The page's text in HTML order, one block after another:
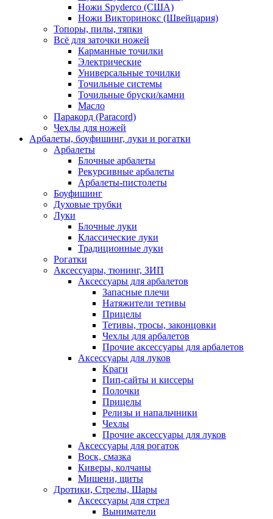
Ножи Spyderco (США)
Ножи Викторинокс (Швейцария)
Топоры, пилы, тяпки
Всё для заточки ножей
Карманные точилки
Электрические
Универсальные точилки
Точильные системы
Точильные бруски/камни
Масло
Паракорд (Paracord)
Чехлы для ножей
Арбалеты, боуфишинг, луки и рогатки
Арбалеты
Блочные арбалеты
Рекурсивные арбалеты
Арбалеты-пистолеты
Боуфишинг
Духовые трубки
Луки
Блочные луки
Классические луки
Традиционные луки
Рогатки
Аксессуары, тюнинг, ЗИП
Аксессуары для арбалетов
Запасные плечи
Натяжители тетивы
Прицелы
Тетивы, тросы, законцовки
Чехлы для арбалетов
Прочие аксессуары для арбалетов
Аксессуары для луков
Краги
Пип-сайты и киссеры
Полочки
Прицелы
Релизы и напальчники
Чехлы
Прочие аксессуары для луков
Аксессуары для рогаток
Воск, смазка
Киверы, колчаны
Мишени, щиты
Дротики, Стрелы, Шары
Аксессуары для стрел
Выниматели